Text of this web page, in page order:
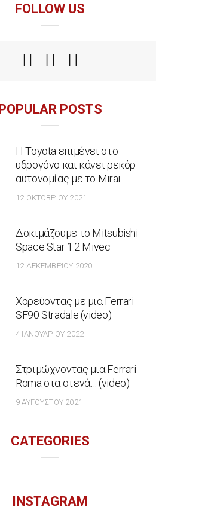
FOLLOW US
POPULAR POSTS
Η Toyota επιμένει στο
υδρογόνο και κάνει ρεκόρ
αυτονομίας με το Mirai
12 ΟΚΤΩΒΡΊΟΥ 2021
Δοκιμάζουμε το Mitsubishi
Space Star 1.2 Mivec
12 ΔΕΚΕΜΒΡΊΟΥ 2020
Χορεύοντας με μια Ferrari
SF90 Stradale (video)
4 ΙΑΝΟΥΑΡΊΟΥ 2022
Στριμώχνοντας μια Ferrari
Roma στα στενά… (video)
9 ΑΥΓΟΎΣΤΟΥ 2021
CATEGORIES
INSTAGRAM